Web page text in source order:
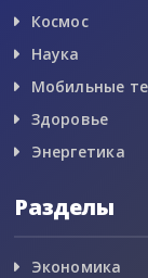
Космос
Наука
Мобильные
Здоровье
Энергетика
Разделы
Экономика